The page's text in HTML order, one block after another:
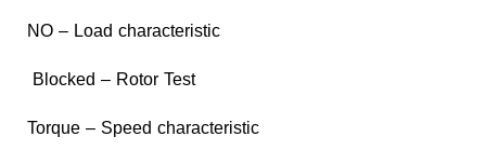
NO – Load characteristic
Blocked – Rotor Test
Torque – Speed characteristic